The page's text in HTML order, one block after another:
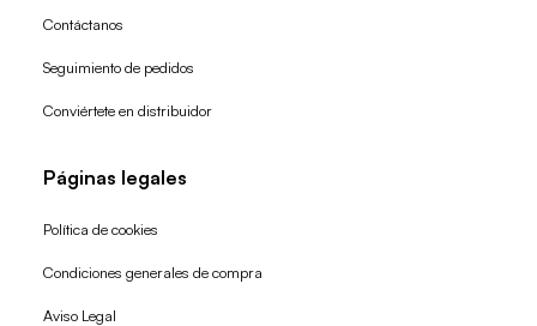
Contáctanos
Seguimiento de pedidos
Conviértete en distribuidor
Páginas legales
Política de cookies
Condiciones generales de compra
Aviso Legal